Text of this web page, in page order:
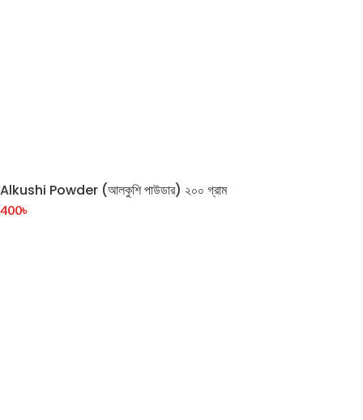
Alkushi Powder (আলকুশি পাউডার) ২০০ গ্রাম
400৳